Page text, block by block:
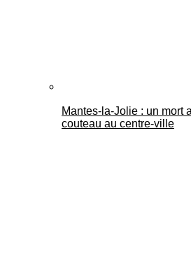
Mantes-la-Jolie : un mort
couteau au centre-ville